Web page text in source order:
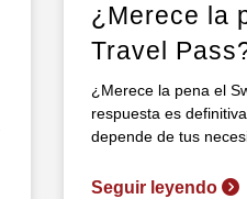
¿Merece la
Travel
¿Merece la pena el
respuesta es
depende de tus
Seguir leyendo